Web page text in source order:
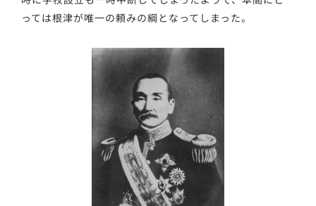
っては根津が唯一の頼みの綱となってしまった。